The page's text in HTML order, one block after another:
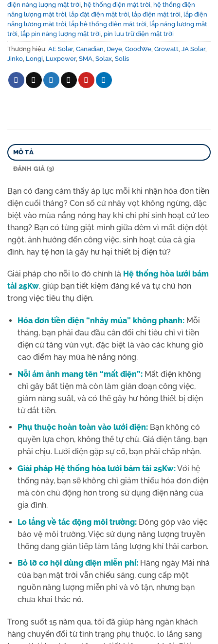
điện năng lượng mặt trời hệ thống điện mặt trời hệ thống điện
năng lượng mặt trời lắp đặt điện mặt trời lắp điện mặt trời lắp điện
năng lượng mặt trời lắp hệ thống điện mặt trời lắp năng lượng mặt
trời lắp pin năng lượng mặt trời pin lưu trữ điện mặt trời
Thương hiệu: AE Solar, Canadian Deye GoodWe Growatt JA Solar,
Jinko Longi Luxpower, SMA Solax Solis
MÔ TẢ
ĐÁNH GIÁ (3)
Bạn có đang cảm thấy áp lực mỗi khi nhận hóa đơn tiền
điện cuối tháng? Con số cứ nhảy vọt không ngừng, đặc
biệt vào mùa nắng nóng hay khi chi phí sinh hoạt cứ leo
thang? Bạn có từng giật mình giữa đêm vì mất điện đột
ngột, ảnh hưởng đến công việc, sinh hoạt của cả gia
đình, hay tệ hơn là gây hư hại thiết bị điện tử?
Giải pháp cho nỗi lo đó chính là Hệ thống hòa lưới bám
tải 25Kw, giúp bạn tiết kiệm đáng kể và tự chủ hơn
trong việc tiêu thụ điện.
Hóa đơn tiền điện “nhảy múa” không phanh:Mỗi
tháng, bạn phải đau đầu cân đối chi tiêu chỉ vì tiền
điện cứ tăng vùn vụt, đặc biệt là vào các khung giờ
cao điểm hay mùa hè nắng nóng.
Nỗi ám ảnh mang tên “mất điện”: Mất điện không
chỉ gây bất tiện mà còn làm gián đoạn công việc,
giảm năng suất, và có thể gây hư hỏng thiết bị điện
tử đắt tiền.
Phụ thuộc hoàn toàn vào lưới điện:Bạn không có
quyền lựa chọn, không thể tự chủ. Giá điện tăng, bạn
phải chịu. Lưới điện gặp sự cố, bạn phải chấp nhận.
Giải pháp Hệ thống hòa lưới bám tải 25Kw:Với hệ
thống này, bạn sẽ không chỉ giảm thiểu hóa đơn điện
mà còn chủ động hơn trong sử dụng điện năng của
gia đình.
Lo lắng về tác động môi trường: Đóng góp vào việc
bảo vệ môi trường, Việc sử dụng năng lượng truyền
thống đang gián tiếp làm tăng lượng khí thải carbon.
Bỏ lỡ cơ hội dùng điện miễn phí: Hàng ngày Mái nhà
của bạn mặt trời vẫn chiếu sáng, cung cấp một
nguồn năng lượng miễn phí và vô tận, nhưng bạn
chưa khai thác nó.
Trong suốt 15 năm qua, tôi đã giúp hàng ngàn khách
hàng chuyển đổi từ tình trạng phụ thuộc, lo lắng sang